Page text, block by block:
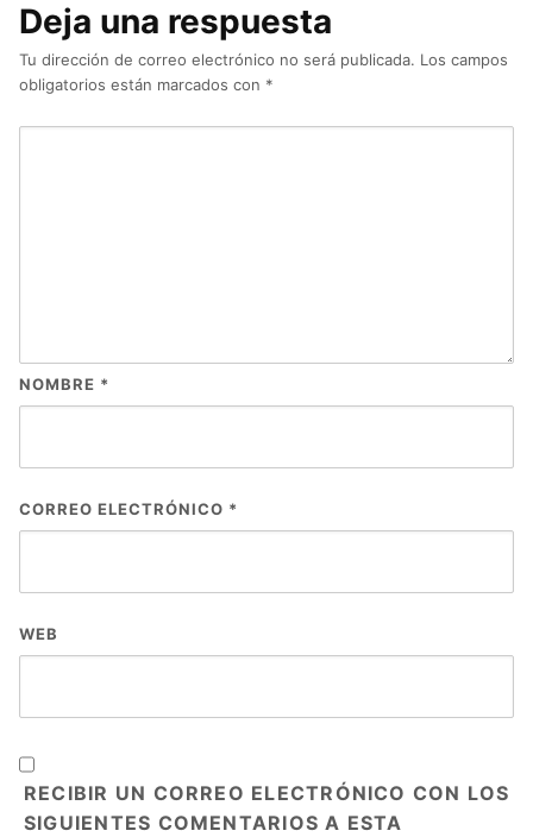
Deja una respuesta
Tu dirección de correo electrónico no será publicada. Los campos
obligatorios están marcados con *
NOMBRE *
CORREO ELECTRÓNICO *
WEB
RECIBIR UN CORREO ELECTRÓNICO CON LOS
SIGUIENTES COMENTARIOS A ESTA